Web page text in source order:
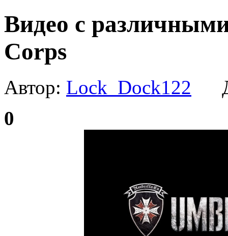
Видео с
Corps
Автор: Lock_Dock122
0